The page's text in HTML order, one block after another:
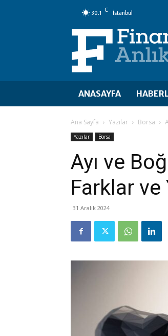
30.1 C İstanbul
ANASAYFA
Ana Sayfa Yazılar Borsa
Yazılar Borsa
Ayı ve
Farklar ve
31 Aralık 2024